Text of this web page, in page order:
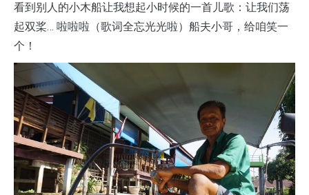
看到别人的小木船让我想起小时候的一首儿歌：让我们荡
起双桨… 啦啦啦（歌词全忘光光啦）船夫小哥，给咱笑一
个！